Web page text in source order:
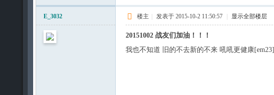
E_3032 楼主 发表于 2015-10-2 11:50:57 显示全部楼层
20151002 战友们加油！！！
我也不知道 旧的不去新的不来 吼吼更健康[em23]